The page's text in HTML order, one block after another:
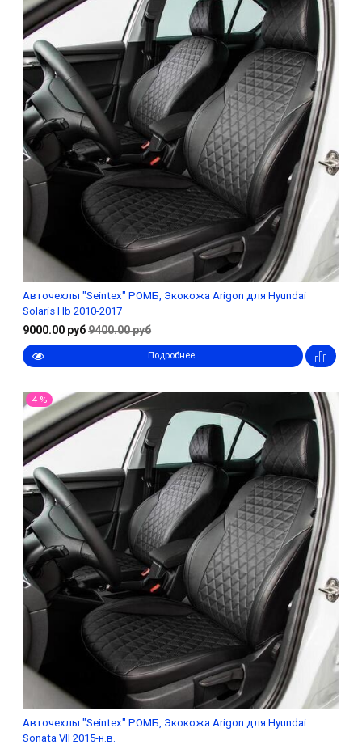
Авточехлы "Seintex" РОМБ, Экокожа Arigon для Hyundai
Solaris Hb 2010-2017
9000.00 руб9400.00 руб
Подробнее
4 %
Авточехлы "Seintex" РОМБ, Экокожа Arigon для Hyundai
Sonata VII 2015-н.в.